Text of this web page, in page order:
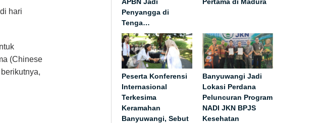
hari
(Chinese
Penyangga di
Tenga…
Peserta Konferensi
Internasional
Terkesima
Keramahan
Banyuwangi, Sebut
Banyuwangi Jadi
Lokasi Perdana
Peluncuran Program
NADI JKN BPJS
Kesehatan